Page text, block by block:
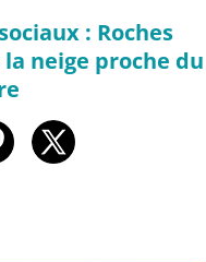
: Roches
neige proche du